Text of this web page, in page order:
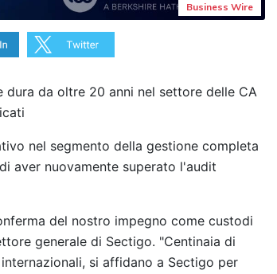
Business Wire
da oltre 20 anni nel settore delle CA
nel segmento della gestione completa
aver nuovamente superato l'audit
del nostro impegno come custodi
generale di Sectigo. "Centinaia di
si affidano a Sectigo per